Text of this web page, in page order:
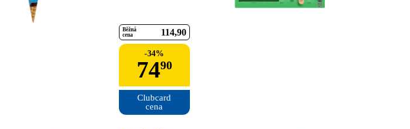
Běžná
cena
114 90
-34%
7490
Clubcard
cena